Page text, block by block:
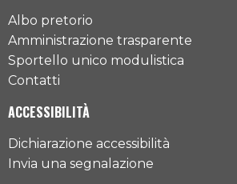
Albo pretorio
Amministrazione trasparente
Sportello unico modulistica
Contatti
ACCESSIBILITÀ
Dichiarazione accessibilità
Invia una segnalazione